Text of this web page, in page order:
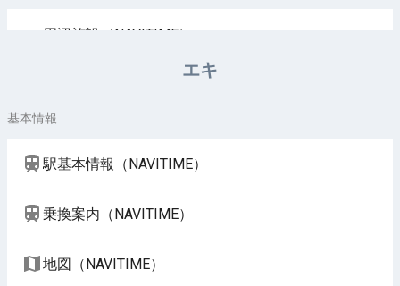
周辺施設（NAVITIME）
エキ
基本情報
駅基本情報（NAVITIME）
乗換案内（NAVITIME）
地図（NAVITIME）